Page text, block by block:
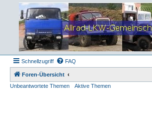
Schnellzugriff FAQ
Foren-Übersicht
Unbeantwortete Themen
Aktive Themen